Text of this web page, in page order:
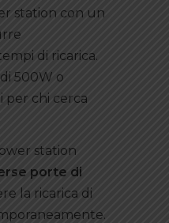
station con un
di ricarica.
500W o
per chi cerca
station
porte di
la ricarica di